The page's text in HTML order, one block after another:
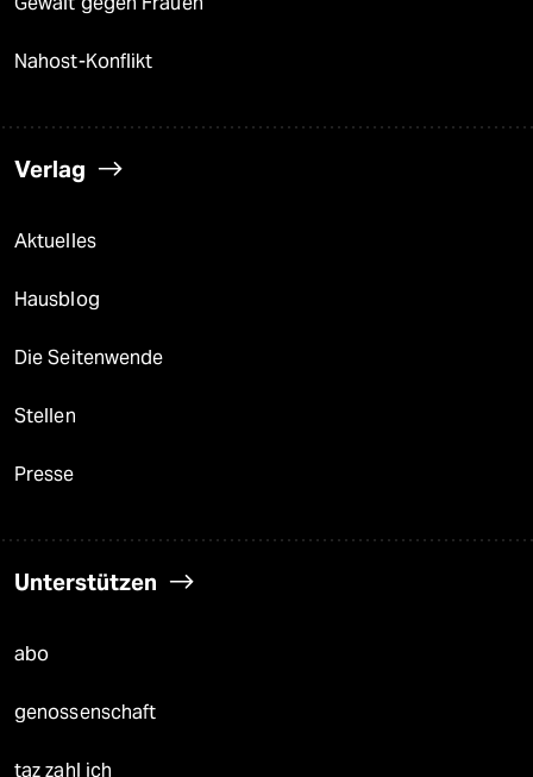
Nahost-Konflikt
Verlag
Aktuelles
Hausblog
Die Seitenwende
Stellen
Presse
Unterstützen
abo
genossenschaft
taz zahl ich